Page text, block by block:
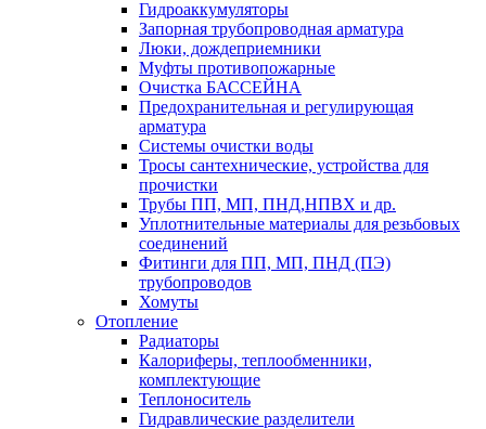
Гидроаккумуляторы
Запорная трубопроводная арматура
Люки, дождеприемники
Муфты противопожарные
Очистка БАССЕЙНА
Предохранительная и регулирующая
арматура
Системы очистки воды
Тросы сантехнические, устройства для
прочистки
Трубы ПП, МП, ПНД,НПВХ и др.
Уплотнительные материалы для резьбовых
соединений
Фитинги для ПП, МП, ПНД (ПЭ)
трубопроводов
Хомуты
Отопление
Радиаторы
Калориферы, теплообменники,
комплектующие
Теплоноситель
Гидравлические разделители